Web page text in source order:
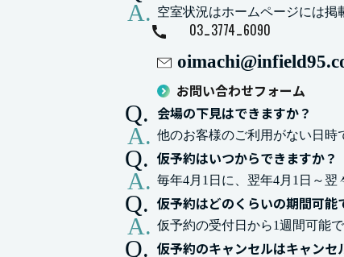
空室状況はホームページには
03-3774-6090
お問い合わせフォーム
会場の下見はできますか？
他のお客様のご利用がない日時
仮予約はいつからできますか？
毎年4月1日に、翌年4月1日～翌
仮予約はどのくらいの期間可能
仮予約の受付日から1週間可能で
仮予約のキャンセルはキャンセ